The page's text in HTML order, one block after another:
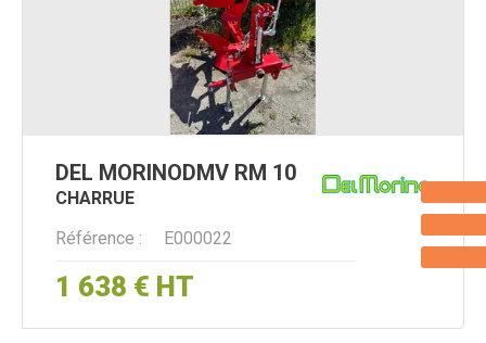
CHARRUE
DEL MORINODMV RM 10
Référence E000022
1 638 € HT